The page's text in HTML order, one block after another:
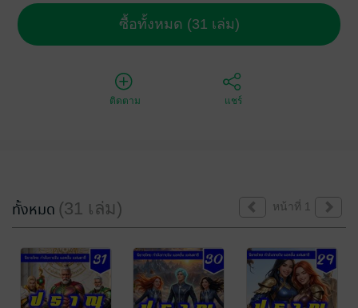
ซื้อทั้งหมด (31 เล่ม)
ติดตาม แชร์
ทั้งหมด (31 เล่ม) หน้าที่ 1